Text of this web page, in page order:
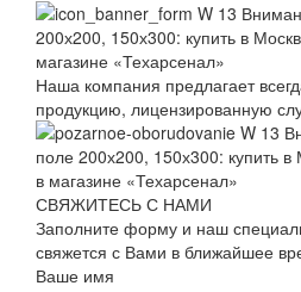
Наша компания предлагает
продукцию, лицензированную
СВЯЖИТЕСЬ С НАМИ
Заполните форму и наш
свяжется с Вами в ближайшее
Ваше имя